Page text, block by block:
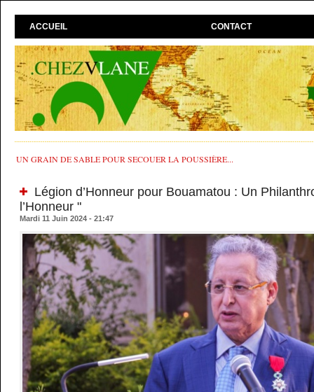
ACCUEIL CONTACT
UN GRAIN DE SABLE POUR SECOUER LA POUSSIÈRE...
Légion d’Honneur pour Bouamatou : Un
l’Honneur "
Mardi 11 Juin 2024 - 21:47